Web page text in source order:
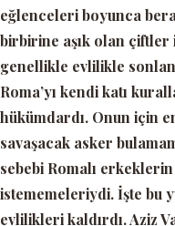
eğlenceleri boyunca
birbirine aşık olan çiftler
genellikle evlilikle
Roma’yı kendi katı
hükümdardı. Onun için
savaşacak asker
sebebi Romalı
istememeleriydi. İşte bu
evlilikleri kaldırdı. Aziz